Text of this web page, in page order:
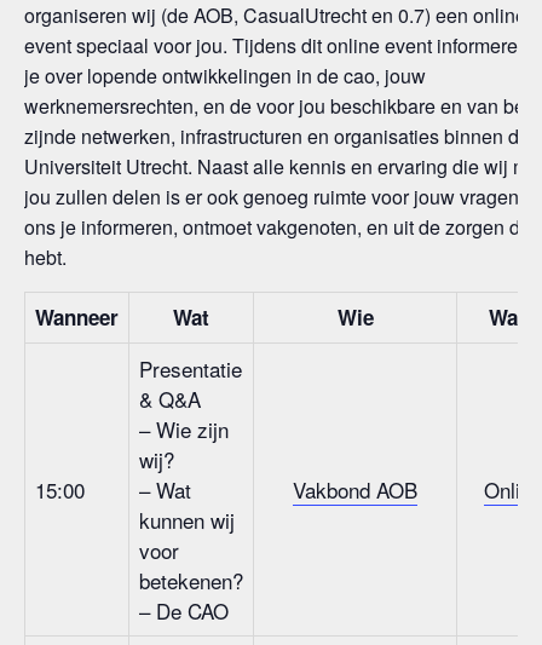
organiseren wij (de AOB, CasualUtrecht en 0.7) een online
event speciaal voor jou. Tijdens dit online event informeren
je over lopende ontwikkelingen in de cao, jouw
werknemersrechten, en de voor jou beschikbare en van
zijnde netwerken, infrastructuren en organisaties binnen de
Universiteit Utrecht. Naast alle kennis en ervaring die wij
jou zullen delen is er ook genoeg ruimte voor jouw vragen.
ons je informeren, ontmoet vakgenoten, en uit de zorgen die
hebt.
Wanneer Wat Wie Waar
15:00
Presentatie
& Q&A
– Wie zijn
wij?
– Wat
kunnen wij
voor
betekenen?
– De CAO
Vakbond AOB Online